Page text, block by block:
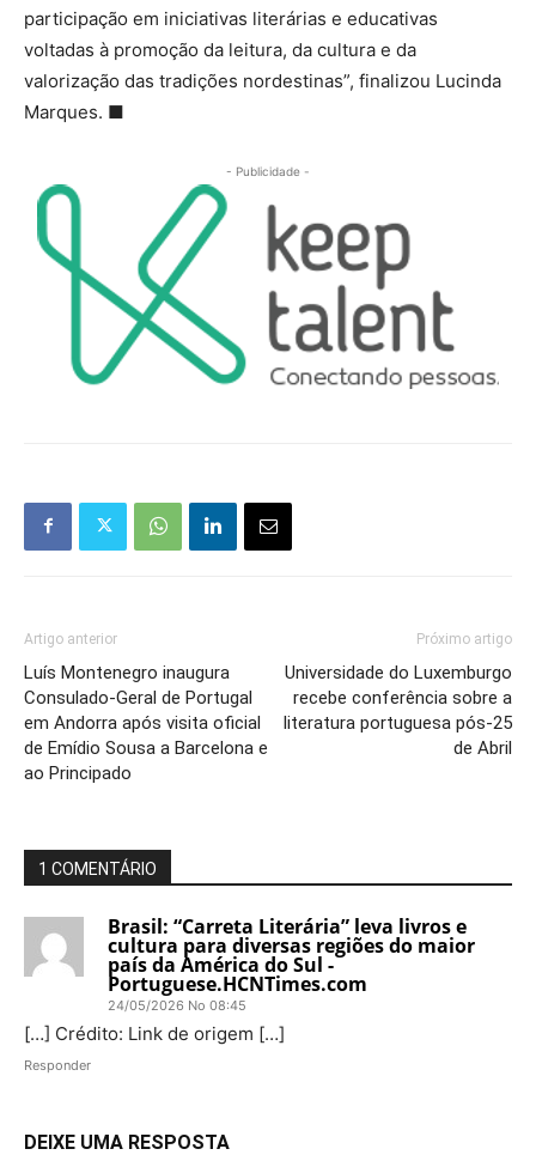
participação em iniciativas literárias e educativas
voltadas à promoção da leitura, da cultura e da
valorização das tradições nordestinas”, finalizou Lucinda
Marques. ■
- Publicidade -
Artigo anterior
Luís Montenegro inaugura
Consulado-Geral de Portugal
em Andorra após visita oficial
de Emídio Sousa a Barcelona e
ao Principado
Próximo artigo
Universidade do Luxemburgo
recebe conferência sobre a
literatura portuguesa pós-25
de Abril
1 COMENTÁRIO
Brasil: “Carreta Literária” leva livros e
cultura para diversas regiões do maior
país da América do Sul -
Portuguese.HCNTimes.com
24/05/2026 No 08:45
[…] Crédito: Link de origem […]
Responder
DEIXE UMA RESPOSTA